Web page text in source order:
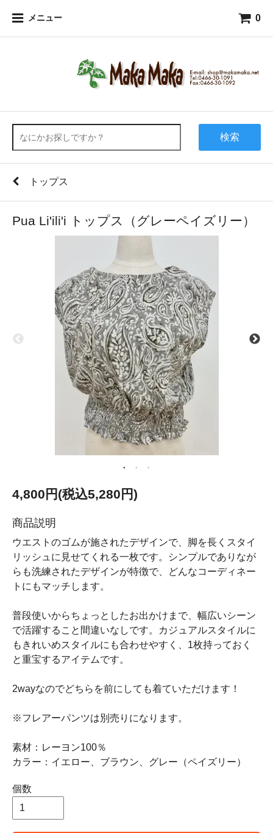
メニュー 0
検索
トップス
Pua Li'ili'i トップス（グレーペイズリー）
4,800円(税込5,280円)
商品説明
ウエストのゴムが施されたデザインで、脚を長くスタイ
リッシュに見せてくれる一枚です。シンプルでありなが
らも洗練されたデザインが特徴で、どんなコーディネー
トにもマッチします。
普段使いからちょっとしたお出かけまで、幅広いシーン
で活躍すること間違いなしです。カジュアルスタイルに
もきれいめスタイルにも合わせやすく、1枚持っておく
と重宝するアイテムです。
2wayなのでどちらを前にしても着ていただけます！
※フレアーパンツは別売りになります。
素材：レーヨン100％
カラー：イエロー、ブラウン、グレー（ペイズリー）
個数